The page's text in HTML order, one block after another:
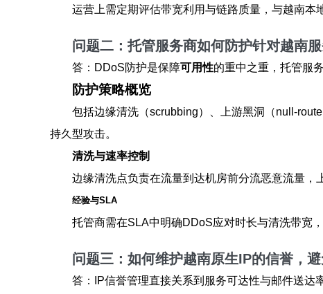
运营上需定期评估带宽利用与链路质量，与越南本
问题二：托管服务商如何防护针对越南
答：DDoS防护是保障可用性的重中之重，托管服
防护策略概览
包括边缘清洗（scrubbing）、上游黑洞（null-
持久型攻击。
清洗与速率控制
边缘清洗点负责在流量到达机房前分流恶意流量，
经验与SLA
托管商需在SLA中明确DDoS应对时长与清洗带宽
问题三：如何维护越南原生IP的信誉，
答：IP信誉管理直接关系到服务可达性与邮件送达